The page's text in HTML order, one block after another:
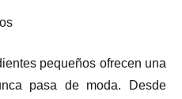
pequeños ofrecen una
pasa de moda. Desde